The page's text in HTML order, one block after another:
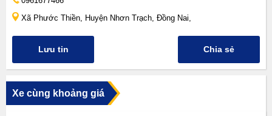
Xã Phước Thiền, Huyện Nhơn Trạch, Đồng Nai,
Lưu tin Chia sẻ
Xe cùng khoảng giá